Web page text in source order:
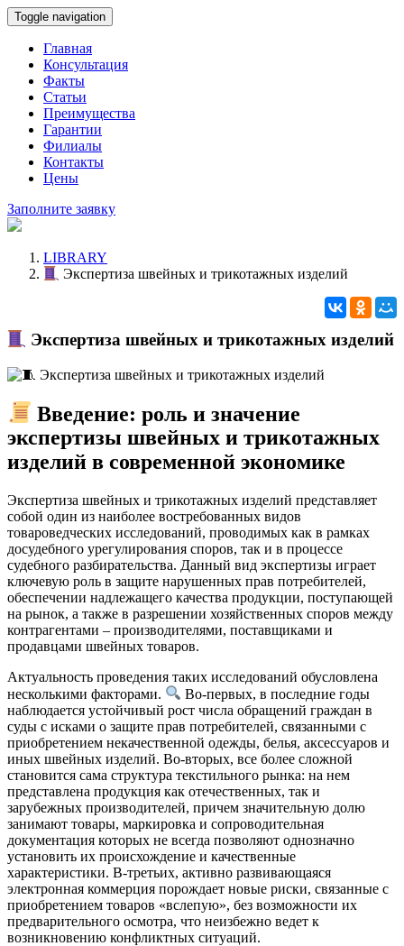
Toggle navigation
Главная
Консультация
Факты
Статьи
Преимущества
Гарантии
Филиалы
Контакты
Цены
Заполните заявку
LIBRARY
Экспертиза швейных и трикотажных изделий
Экспертиза швейных и трикотажных изделий
Введение: роль и значение
экспертизы швейных и трикотажных
изделий в современной экономике
Экспертиза швейных и трикотажных изделий представляет
собой один из наиболее востребованных видов
товароведческих исследований, проводимых как в рамках
досудебного урегулирования споров, так и в процессе
судебного разбирательства. Данный вид экспертизы играет
ключевую роль в защите нарушенных прав потребителей,
обеспечении надлежащего качества продукции, поступающей
на рынок, а также в разрешении хозяйственных споров между
контрагентами – производителями, поставщиками и
продавцами швейных товаров.
Актуальность проведения таких исследований обусловлена
несколькими факторами.
Во-первых, в последние годы
наблюдается устойчивый рост числа обращений граждан в
суды с исками о защите прав потребителей, связанными с
приобретением некачественной одежды, белья, аксессуаров и
иных швейных изделий. Во-вторых, все более сложной
становится сама структура текстильного рынка: на нем
представлена продукция как отечественных, так и
зарубежных производителей, причем значительную долю
занимают товары, маркировка и сопроводительная
документация которых не всегда позволяют однозначно
установить их происхождение и качественные
характеристики. В-третьих, активно развивающаяся
электронная коммерция порождает новые риски, связанные с
приобретением товаров «вслепую», без возможности их
предварительного осмотра, что неизбежно ведет к
возникновению конфликтных ситуаций.